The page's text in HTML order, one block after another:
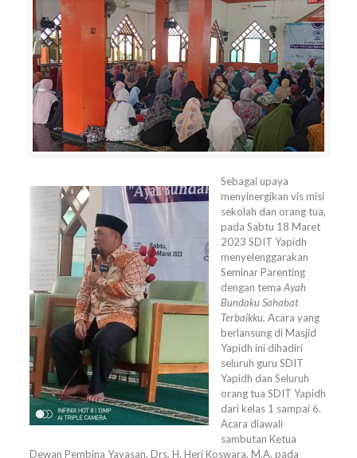
Sebagai upaya
menyinergikan vis misi
sekolah dan orang tua,
pada Sabtu 18 Maret
2023 SDIT Yapidh
menyelenggarakan
Seminar Parenting
dengan tema Ayah
Bundaku Sahabat
Terbaikku. Acara yang
berlansung di Masjid
Yapidh ini dihadiri
seluruh guru SDIT
Yapidh dan Seluruh
orang tua SDIT Yapidh
dari kelas 1 sampai 6.
Acara diawali
sambutan Ketua
Dewan Pembina Yayasan, Drs. H. Heri Koswara, M.A. pada